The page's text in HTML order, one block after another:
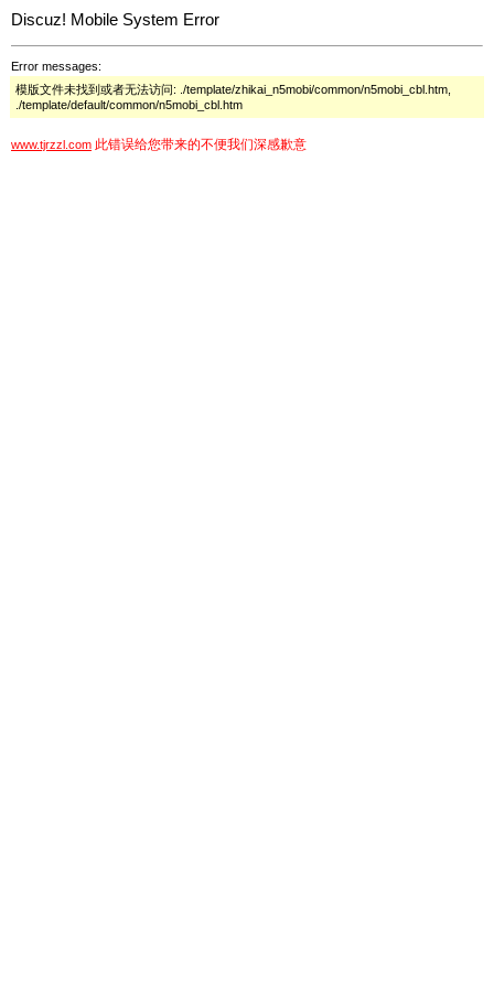
Discuz! Mobile System Error
Error messages:
模版文件未找到或者无法访问: ./template/zhikai_n5mobi/common/n5mobi_cbl.htm,
./template/default/common/n5mobi_cbl.htm
www.tjrzzl.com 此错误给您带来的不便我们深感歉意